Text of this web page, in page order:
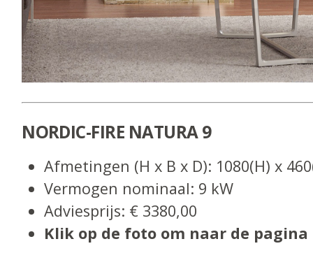
NORDIC-FIRE NATURA 9
Afmetingen (H x B x D): 1080(H) x
Vermogen nominaal: 9 kW
Adviesprijs: € 3380,00
Klik op de foto om naar de